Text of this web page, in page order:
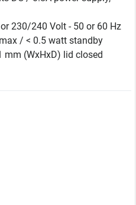
230/240 Volt - 50 or 60 Hz
/ < 0.5 watt standby
mm (WxHxD) lid closed